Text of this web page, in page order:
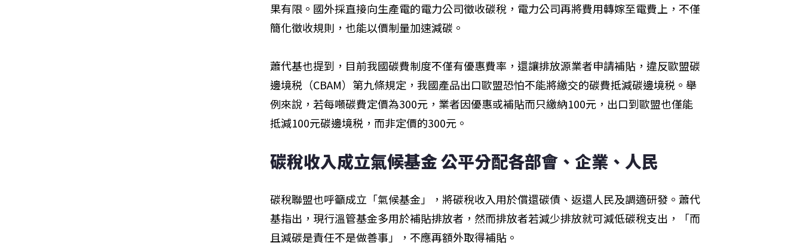
果有限。國外採直接向生產電的電力公司徵收碳稅，電力公司再將費用轉嫁至電費上，不僅
簡化徵收規則，也能以價制量加速減碳。
蕭代基也提到，目前我國碳費制度不僅有優惠費率，還讓排放源業者申請補貼，違反歐盟碳
邊境税（CBAM）第九條規定，我國產品出口歐盟恐怕不能將繳交的碳費抵減碳邊境税。舉
例來說，若每噸碳費定價為300元，業者因優惠或補貼而只繳納100元，出口到歐盟也僅能
抵減100元碳邊境税，而非定價的300元。
碳稅收入成立氣候基金 公平分配各部會、企業、人民
碳稅聯盟也呼籲成立「氣候基金」，將碳稅收入用於償還碳債、返還人民及調適研發。蕭代
基指出，現行溫管基金多用於補貼排放者，然而排放者若減少排放就可減低碳稅支出，「而
且減碳是責任不是做善事」，不應再額外取得補貼。